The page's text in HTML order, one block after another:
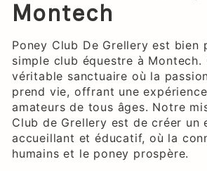
Montech
Poney Club De Grellery est bien
simple club équestre à Montech.
véritable sanctuaire où la
prend vie, offrant une
amateurs de tous âges. Notre
Club de Grellery est de créer un
accueillant et éducatif, où la
humains et le poney prospère.